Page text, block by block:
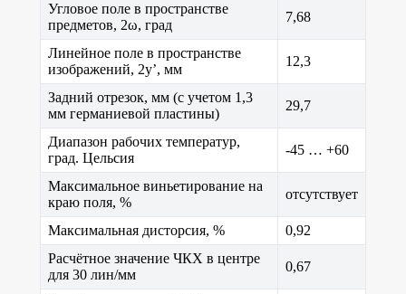
Угловое поле в пространстве
предметов, 2ω, град
7,68
Линейное поле в пространстве
изображений, 2y’, мм
12,3
Задний отрезок, мм (с учетом 1,3
мм германиевой пластины)
29,7
Диапазон рабочих температур,
град. Цельсия
-45 … +60
Максимальное виньетирование на
краю поля, %
отсутствует
Максимальная дисторсия, %
0,92
Расчётное значение ЧКХ в центре
для 30 лин/мм
0,67